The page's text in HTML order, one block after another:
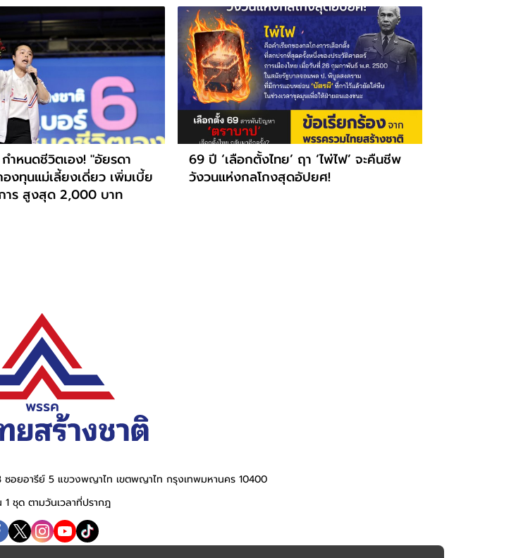
ำหนดชีวิตเอง! "อัยรดา
งทุนแม่เลี้ยงเดี่ยว เพิ่มเบี้ย
าร สูงสุด 2,000 บาท
69 ปี ‘เลือกตั้งไทย’ ฤา ‘ไพ่ไฟ’ จะคืนชีพ
วังวนแห่งกลโกงสุดอัปยศ!
ซอยอารีย์ 5 แขวงพญาไท เขตพญาไท กรุงเทพมหานคร 10400
1 ชุด ตามวันเวลาที่ปรากฎ